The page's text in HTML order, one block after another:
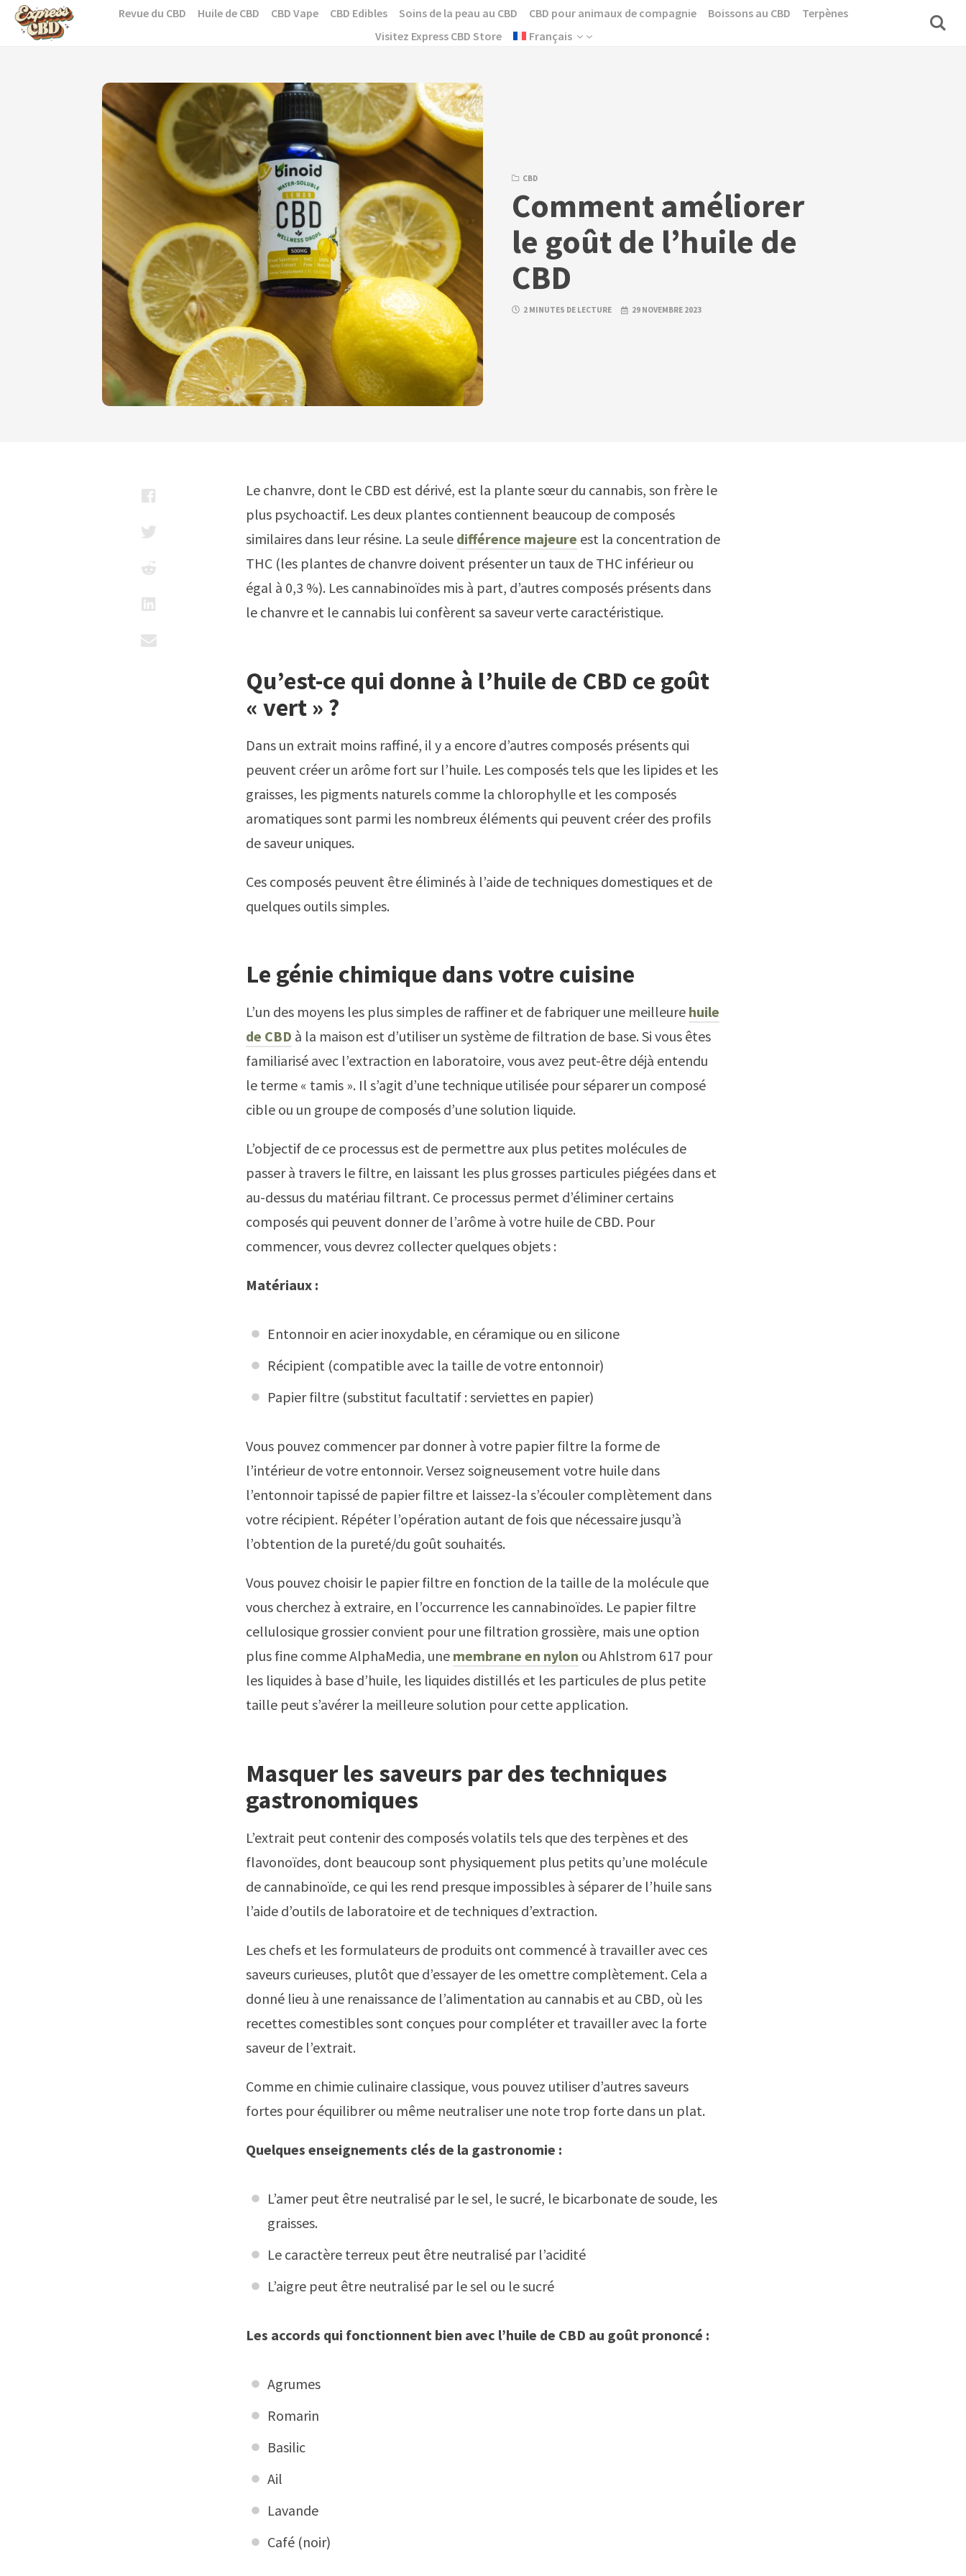
Skip
Revue du CBD Huile de CBD CBD Vape CBD Edibles Soins de la peau au CBD CBD pour animaux de compagnie Boissons au CBD
Terpènes
Visitez Express CBD Store
Français
CBD
Comment améliorer
le goût de l’huile de
CBD
2 MINUTES DE LECTURE 29 NOVEMBRE 2023
Le chanvre, dont le CBD est dérivé, est la plante sœur du cannabis, son frère le
plus psychoactif. Les deux plantes contiennent beaucoup de composés
similaires dans leur résine. La seule différence majeure est la concentration de
THC (les plantes de chanvre doivent présenter un taux de THC inférieur ou
égal à 0,3 %). Les cannabinoïdes mis à part, d’autres composés présents dans
le chanvre et le cannabis lui confèrent sa saveur verte caractéristique.
Qu’est-ce qui donne à l’huile de CBD ce goût
« vert » ?
Dans un extrait moins raffiné, il y a encore d’autres composés présents qui
peuvent créer un arôme fort sur l’huile. Les composés tels que les lipides et les
graisses, les pigments naturels comme la chlorophylle et les composés
aromatiques sont parmi les nombreux éléments qui peuvent créer des profils
de saveur uniques.
Ces composés peuvent être éliminés à l’aide de techniques domestiques et de
quelques outils simples.
Le génie chimique dans votre cuisine
L’un des moyens les plus simples de raffiner et de fabriquer une meilleure huile
de CBD à la maison est d’utiliser un système de filtration de base. Si vous êtes
familiarisé avec l’extraction en laboratoire, vous avez peut-être déjà entendu
le terme « tamis ». Il s’agit d’une technique utilisée pour séparer un composé
cible ou un groupe de composés d’une solution liquide.
L’objectif de ce processus est de permettre aux plus petites molécules de
passer à travers le filtre, en laissant les plus grosses particules piégées dans et
au-dessus du matériau filtrant. Ce processus permet d’éliminer certains
composés qui peuvent donner de l’arôme à votre huile de CBD. Pour
commencer, vous devrez collecter quelques objets :
Matériaux :
Entonnoir en acier inoxydable, en céramique ou en silicone
Récipient (compatible avec la taille de votre entonnoir)
Papier filtre (substitut facultatif : serviettes en papier)
Vous pouvez commencer par donner à votre papier filtre la forme de
l’intérieur de votre entonnoir. Versez soigneusement votre huile dans
l’entonnoir tapissé de papier filtre et laissez-la s’écouler complètement dans
votre récipient. Répéter l’opération autant de fois que nécessaire jusqu’à
l’obtention de la pureté/du goût souhaités.
Vous pouvez choisir le papier filtre en fonction de la taille de la molécule que
vous cherchez à extraire, en l’occurrence les cannabinoïdes. Le papier filtre
cellulosique grossier convient pour une filtration grossière, mais une option
plus fine comme AlphaMedia, une membrane en nylon ou Ahlstrom 617 pour
les liquides à base d’huile, les liquides distillés et les particules de plus petite
taille peut s’avérer la meilleure solution pour cette application.
Masquer les saveurs par des techniques
gastronomiques
L’extrait peut contenir des composés volatils tels que des terpènes et des
flavonoïdes, dont beaucoup sont physiquement plus petits qu’une molécule
de cannabinoïde, ce qui les rend presque impossibles à séparer de l’huile sans
l’aide d’outils de laboratoire et de techniques d’extraction.
Les chefs et les formulateurs de produits ont commencé à travailler avec ces
saveurs curieuses, plutôt que d’essayer de les omettre complètement. Cela a
donné lieu à une renaissance de l’alimentation au cannabis et au CBD, où les
recettes comestibles sont conçues pour compléter et travailler avec la forte
saveur de l’extrait.
Comme en chimie culinaire classique, vous pouvez utiliser d’autres saveurs
fortes pour équilibrer ou même neutraliser une note trop forte dans un plat.
Quelques enseignements clés de la gastronomie :
L’amer peut être neutralisé par le sel, le sucré, le bicarbonate de soude, les
graisses.
Le caractère terreux peut être neutralisé par l’acidité
L’aigre peut être neutralisé par le sel ou le sucré
Les accords qui fonctionnent bien avec l’huile de CBD au goût prononcé :
Agrumes
Romarin
Basilic
Ail
Lavande
Café (noir)